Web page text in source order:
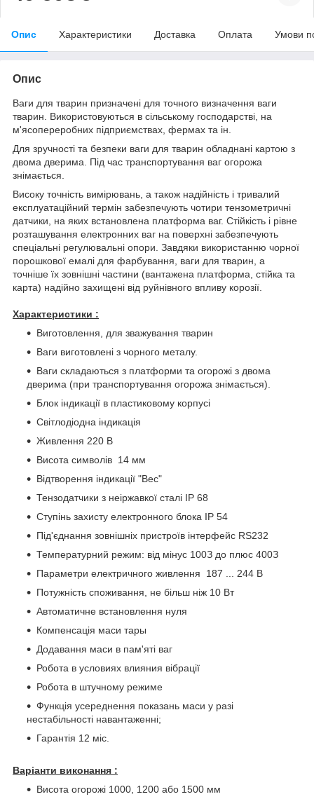
Опис Характеристики Доставка Оплата Умови
Опис
Ваги для тварин призначені для точного визначення ваги
тварин. Використовуються в сільському господарстві, на
м'ясопереробних підприємствах, фермах та ін.
Для зручності та безпеки ваги для тварин обладнані картою з
двома дверима. Під час транспортування ваг огорожа
знімається.
Високу точність вимірювань, а також надійність і тривалий
експлуатаційний термін забезпечують чотири тензометричні
датчики, на яких встановлена платформа ваг. Стійкість і рівне
розташування електронних ваг на поверхні забезпечують
спеціальні регулювальні опори. Завдяки використанню чорної
порошкової емалі для фарбування, ваги для тварин, а
точніше їх зовнішні частини (вантажена платформа, стійка та
карта) надійно захищені від руйнівного впливу корозії.
Характеристики :
Виготовлення, для зважування тварин
Ваги виготовлені з чорного металу.
Ваги складаються з платформи та огорожі з двома
дверима (при транспортування огорожа знімається).
Блок індикації в пластиковому корпусі
Світлодіодна індикація
Живлення 220 В
Висота символів 14 мм
Відтворення індикації "Вес"
Тензодатчики з неіржавкої сталі IP 68
Ступінь захисту електронного блока IP 54
Під'єднання зовнішніх пристроїв інтерфейс RS232
Температурний режим: від мінус 100З до плюс 400З
Параметри електричного живлення 187 ... 244 В
Потужність споживання, не більш ніж 10 Вт
Автоматичне встановлення нуля
Компенсація маси тары
Додавання маси в пам'яті ваг
Робота в условиях влияния вібрації
Робота в штучному режиме
Функція усереднення показань маси у разі
нестабільності навантаженні;
Гарантія 12 міс.
Варіанти виконання :
Висота огорожі 1000, 1200 або 1500 мм